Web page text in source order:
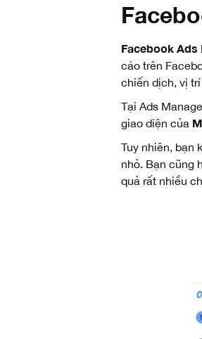
Facebook Ads
cáo trên
chiến dịch, vị
Tại Ads
giao diện của
Tuy nhiên, bạn
nhỏ. Bạn cũng
quả rất nhiều